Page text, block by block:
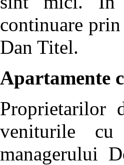
continuare prin
Dan Titel.
Apartamente
Proprietarilor
veniturile
managerului